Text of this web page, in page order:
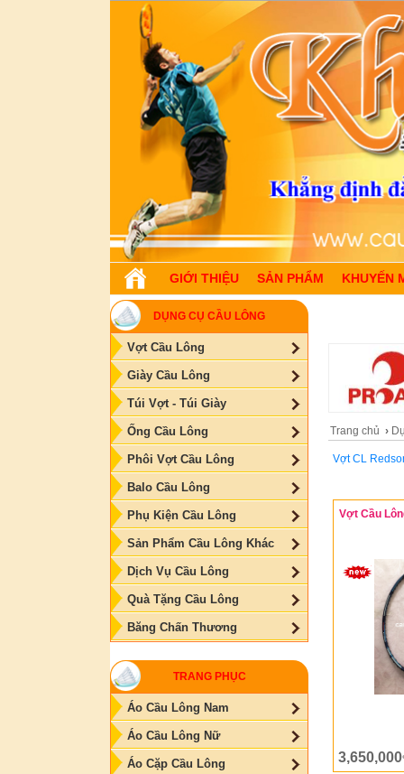
GIỚI THIỆU SẢN PHẨM KHUYẾN
DỤNG CỤ CẦU LÔNG
Vợt Cầu Lông
Giày Cầu Lông
Túi Vợt - Túi Giày
Ống Cầu Lông
Phôi Vợt Cầu Lông
Balo Cầu Lông
Phụ Kiện Cầu Lông
Sản Phẩm Cầu Lông Khác
Dịch Vụ Cầu Lông
Quà Tặng Cầu Lông
Băng Chấn Thương
TRANG PHỤC
Áo Cầu Lông Nam
Áo Cầu Lông Nữ
Áo Cặp Cầu Lông
Trang chủ ›
Vợt CL
Vợt Cầu
3,650,000